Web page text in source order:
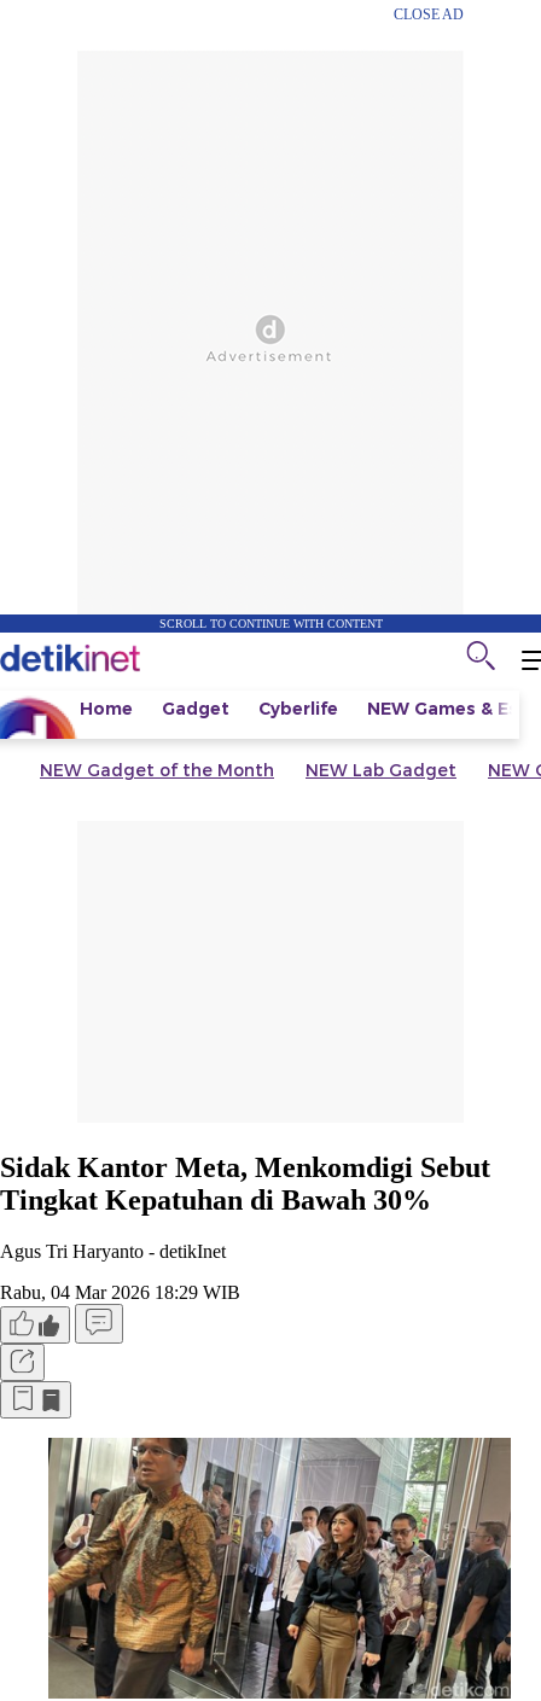
CLOSE AD
SCROLL TO CONTINUE WITH CONTENT
Home Gadget Cyberlife NEW Games &
NEW Gadget of the Month NEW Lab Gadget NEW
Sidak Kantor Meta, Menkomdigi Sebut
Tingkat Kepatuhan di Bawah 30%
Agus Tri Haryanto - detikInet
Rabu, 04 Mar 2026 18:29 WIB